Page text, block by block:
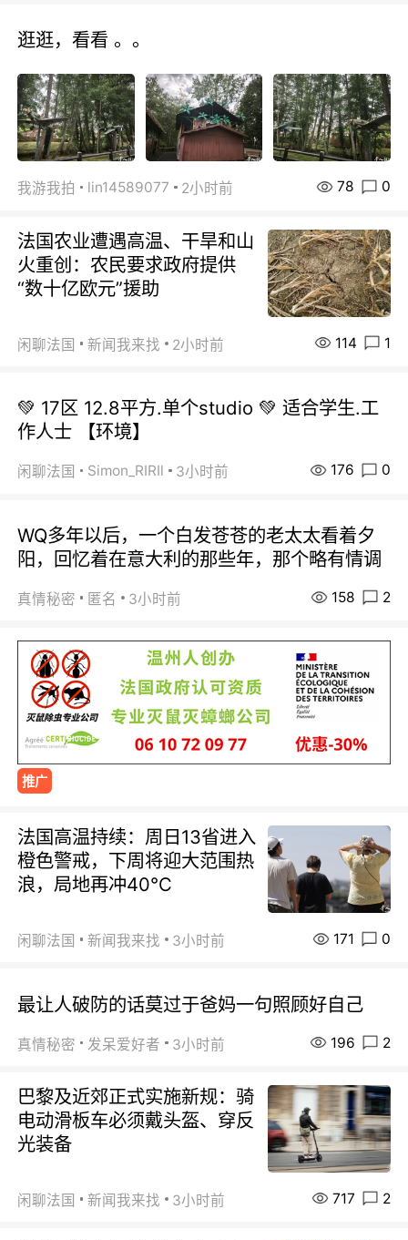
逛逛，看看 。。
我游我拍 lin14589077 2小时前 78 0
法国农业遭遇高温、干旱和山
火重创：农民要求政府提供
“数十亿欧元”援助
闲聊法国 新闻我来找 2小时前 114 1
💚 17区 12.8平方.单个studio 💚 适合学生.工
作人士 【环境】
闲聊法国 Simon_RIRIl 3小时前 176 0
WQ多年以后，一个白发苍苍的老太太看着夕
阳，回忆着在意大利的那些年，那个略有情调
真情秘密 匿名 3小时前 158 2
推广
法国高温持续：周日13省进入
橙色警戒，下周将迎大范围热
浪，局地再冲40℃
闲聊法国 新闻我来找 3小时前 171 0
最让人破防的话莫过于爸妈一句照顾好自己
真情秘密 发呆爱好者 3小时前 196 2
巴黎及近郊正式实施新规：骑
电动滑板车必须戴头盔、穿反
光装备
闲聊法国 新闻我来找 3小时前 717 2